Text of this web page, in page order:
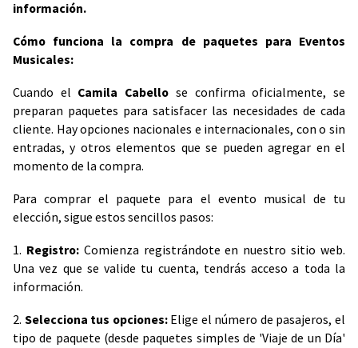
información.
Cómo funciona la compra de paquetes para Eventos
Musicales:
Cuando el Camila Cabello se confirma oficialmente, se
preparan paquetes para satisfacer las necesidades de cada
cliente. Hay opciones nacionales e internacionales, con o sin
entradas, y otros elementos que se pueden agregar en el
momento de la compra.
Para comprar el paquete para el evento musical de tu
elección, sigue estos sencillos pasos:
1. Registro:Comienza registrándote en nuestro sitio web.
Una vez que se valide tu cuenta, tendrás acceso a toda la
información.
2. Selecciona tus opciones:Elige el número de pasajeros, el
tipo de paquete (desde paquetes simples de 'Viaje de un Día'